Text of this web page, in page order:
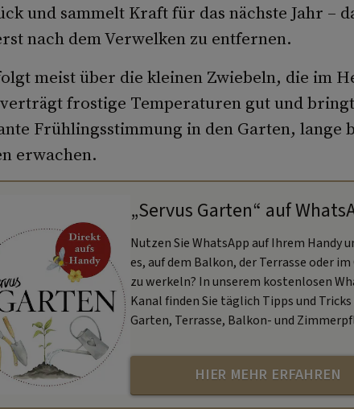
und sammelt Kraft für das nächste Jahr –
nach dem Verwelken zu entfernen.
meist über die kleinen Zwiebeln, die im
verträgt frostige Temperaturen gut und
Frühlingsstimmung in den Garten, lange
erwachen.
„Servus Garten“ auf
Nutzen Sie WhatsApp auf Ihrem Handy
es, auf dem Balkon, der Terrasse oder
zu werkeln? In unserem kostenlosen
Kanal finden Sie täglich Tipps und
Garten, Terrasse, Balkon- und
HIER MEHR ERFAHREN